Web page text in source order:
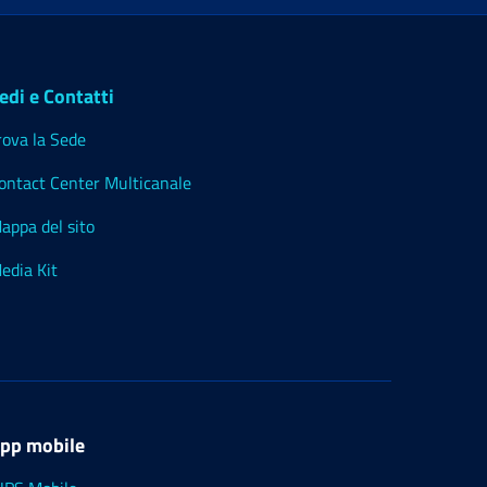
e Contatti
la Sede
Center Multicanale
del sito
Kit
mobile